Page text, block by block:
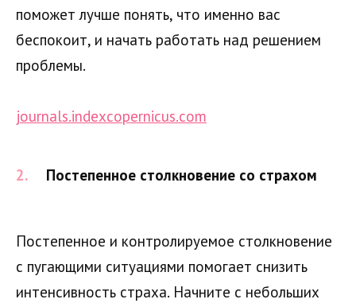
поможет лучше понять, что именно вас
беспокоит, и начать работать над решением
проблемы.
journals.indexcopernicus.com
Постепенное столкновение со страхом
Постепенное и контролируемое столкновение
с пугающими ситуациями помогает снизить
интенсивность страха. Начните с небольших